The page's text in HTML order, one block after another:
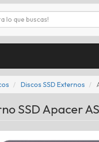
Discos SSD Externos
SSD Apacer